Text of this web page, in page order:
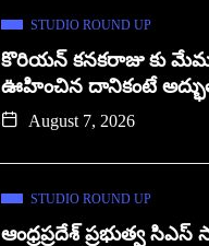
STUDIO ROUND UP
కొరియన్ కనకరాజు కు
ఊహించిన దానికంటే
August 7, 2026
STUDIO ROUND UP
ఆంధ్రప్రదేశ్ ప్రభుత్వ